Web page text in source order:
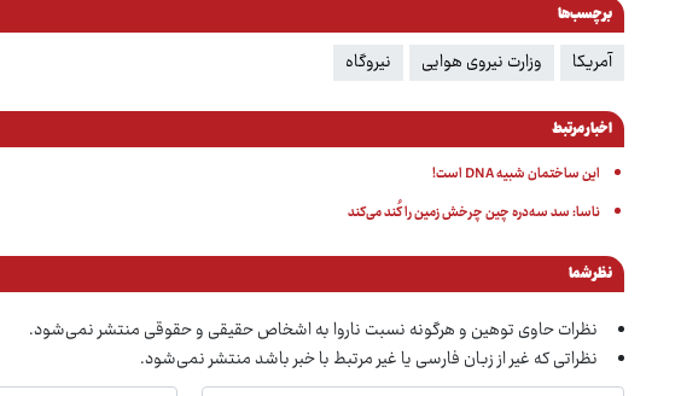
برچسب‌ها
آمریکا وزارت نیروی هوایی نیروگاه
اخبار مرتبط
این ساختمان شبیه DNA است!
ناسا: سد سه‌دره چین چرخش زمین را کُند می‌کند
نظر شما
نظرات حاوی توهین و هرگونه نسبت ناروا به اشخاص حقیقی و حقوقی منتشر نمی‌شود.
نظراتی که غیر از زبان فارسی یا غیر مرتبط با خبر باشد منتشر نمی‌شود.